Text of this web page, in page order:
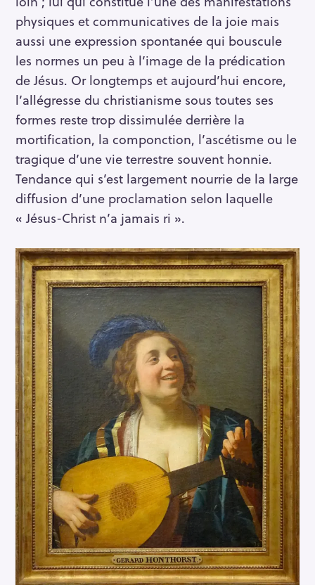
physiques et communicatives de la joie mais
aussi une expression spontanée qui bouscule
les normes un peu à l’image de la prédication
de Jésus. Or longtemps et aujourd’hui encore,
l’allégresse du christianisme sous toutes ses
formes reste trop dissimulée derrière la
mortification, la componction, l’ascétisme ou le
tragique d’une vie terrestre souvent honnie.
Tendance qui s’est largement nourrie de la large
diffusion d’une proclamation selon laquelle
« Jésus-Christ n’a jamais ri ».